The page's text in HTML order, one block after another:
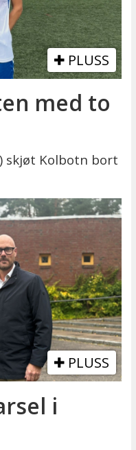
PLUSS
med to
skjøt Kolbotn bort
PLUSS
i